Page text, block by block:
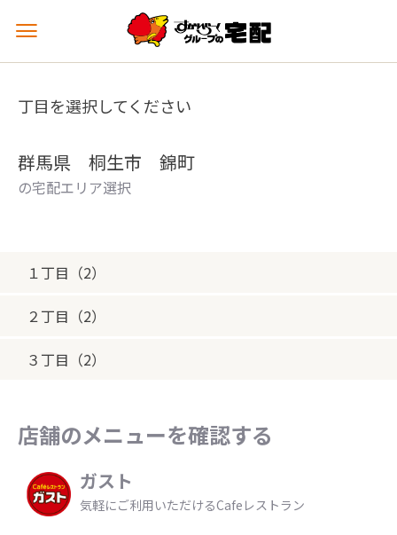
メ
ュ
を
丁目を選択してください
群馬県 桐生市 錦町
の宅配エリア選択
１丁目（2）
２丁目（2）
３丁目（2）
店舗のメニューを確認する
ガスト
気軽にご利用いただけるCafeレストラン